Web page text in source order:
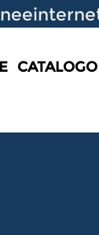
CATALOGO